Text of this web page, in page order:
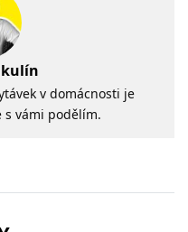
v domácnosti je
s vámi podělím.